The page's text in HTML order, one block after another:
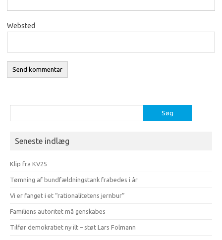
Websted
efter:
Seneste indlæg
Klip fra KV25
Tømning af bundfældningstank frabedes i år
Vi er fanget i et “rationalitetens jernbur”
Familiens autoritet må genskabes
Tilfør demokratiet ny ilt – støt Lars Folmann